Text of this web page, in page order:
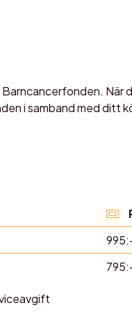
När
i samband med ditt